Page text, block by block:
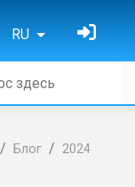
RU
Блог 2024